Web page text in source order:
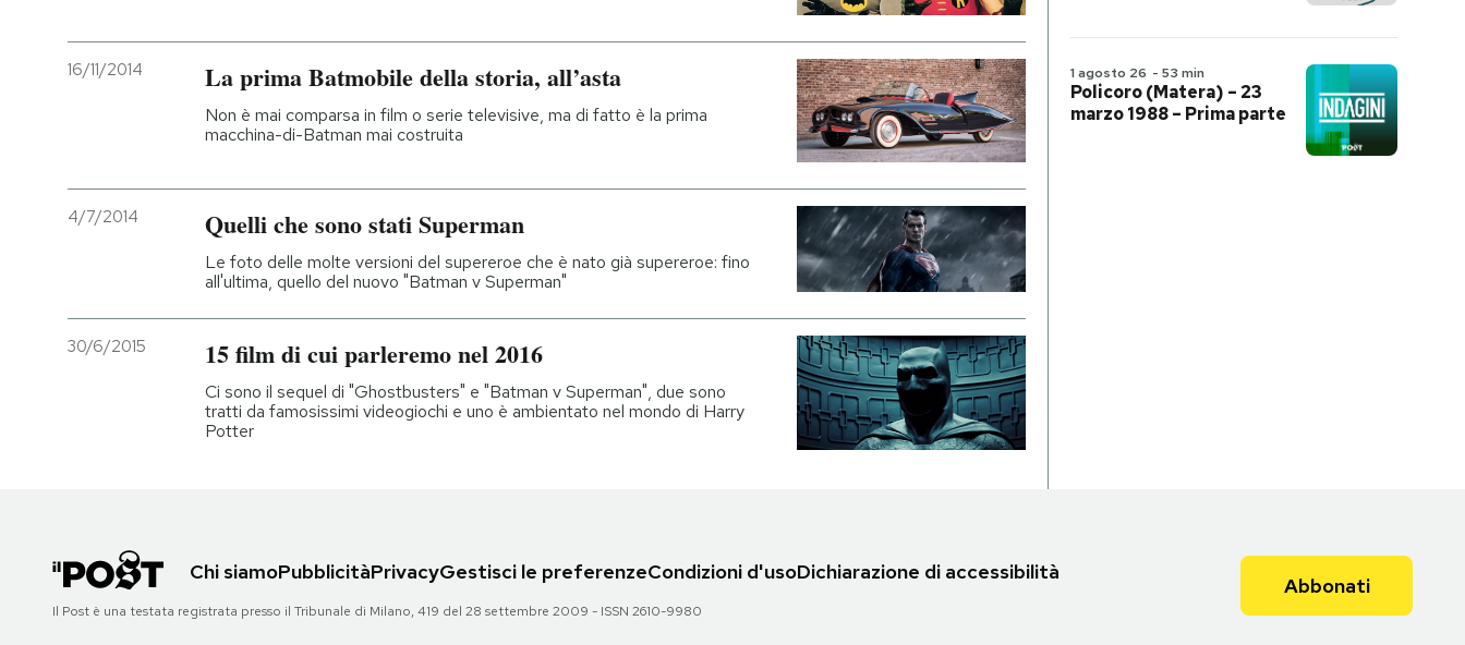
16/11/2014 La prima Batmobile della storia, all’asta
Non è mai comparsa in film o serie televisive, ma di fatto è la prima
macchina-di-Batman mai costruita
4/7/2014 Quelli che sono stati Superman
Le foto delle molte versioni del supereroe che è nato già supereroe: fino
all'ultima, quello del nuovo "Batman v Superman"
30/6/2015 15 film di cui parleremo nel 2016
Ci sono il sequel di "Ghostbusters" e "Batman v Superman", due sono
tratti da famosissimi videogiochi e uno è ambientato nel mondo di Harry
Potter
1 agosto 26 - 53 min
Policoro (Matera) – 23
marzo 1988 – Prima parte
Chi siamoPubblicitàPrivacyGestisci le preferenzeCondizioni d'usoDichiarazione di accessibilità
Il Post è una testata registrata presso il Tribunale di Milano, 419 del 28 settembre 2009 - ISSN 2610-9980
Abbonati